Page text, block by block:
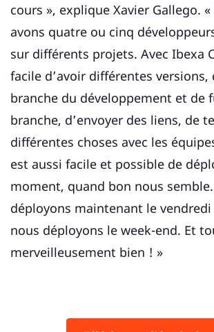
cours », explique Xavier Gallego.
avons quatre ou cinq
sur différents projets. Avec Ibexa
facile d’avoir différentes versions,
branche du développement et de
branche, d’envoyer des liens, de
différentes choses avec les
est aussi facile et possible de
moment, quand bon nous
déployons maintenant le
nous déployons le week-end. Et
merveilleusement bien ! »